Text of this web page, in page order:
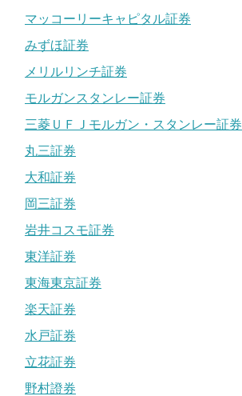
マッコーリーキャピタル証券
みずほ証券
メリルリンチ証券
モルガンスタンレー証券
三菱ＵＦＪモルガン・スタンレー証券
丸三証券
大和証券
岡三証券
岩井コスモ証券
東洋証券
東海東京証券
楽天証券
水戸証券
立花証券
野村證券